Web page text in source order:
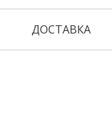
ДОСТАВКА